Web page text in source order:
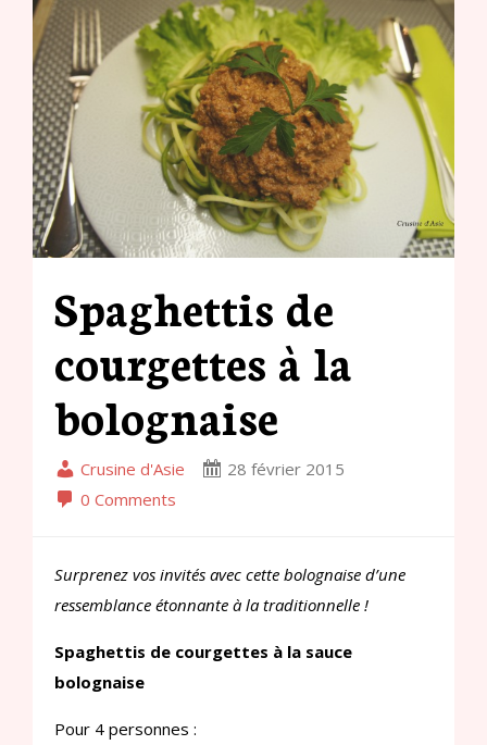
Spaghettis de
courgettes à la
bolognaise
Crusine d'Asie
28 février 2015
0 Comments
Surprenez vos invités avec cette bolognaise d’une
ressemblance étonnante à la traditionnelle !
Spaghettis de courgettes à la sauce
bolognaise
Pour 4 personnes :